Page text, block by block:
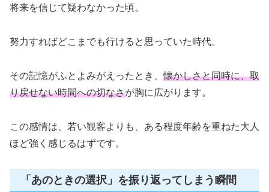
将来を信じて疑わなかった頃。
努力すればどこまでも行けると思っていた時代。
その記憶がふとよみがえったとき、懐かしさと同時に、取
り戻せない時間への切なさが胸に広がります。
この感情は、若い観客よりも、ある程度年齢を重ねた大人
ほど強く感じるはずです。
「あのときの選択」を振り返ってしまう瞬間